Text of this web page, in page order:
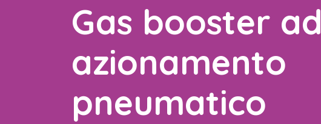
Gas booster ad
azionamento
pneumatico